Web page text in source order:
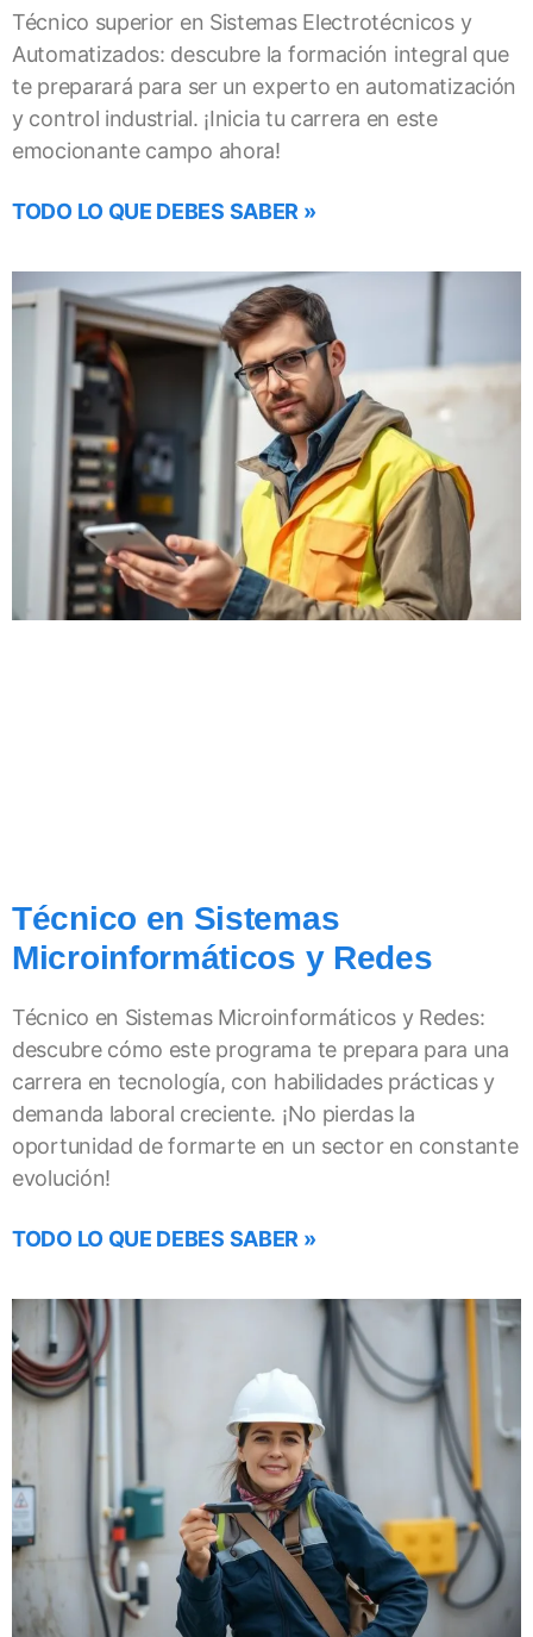
Técnico superior en Sistemas Electrotécnicos y
Automatizados: descubre la formación integral que
te preparará para ser un experto en automatización
y control industrial. ¡Inicia tu carrera en este
emocionante campo ahora!
TODO LO QUE DEBES SABER »
Técnico en Sistemas
Microinformáticos y Redes
Técnico en Sistemas Microinformáticos y Redes:
descubre cómo este programa te prepara para una
carrera en tecnología, con habilidades prácticas y
demanda laboral creciente. ¡No pierdas la
oportunidad de formarte en un sector en constante
evolución!
TODO LO QUE DEBES SABER »